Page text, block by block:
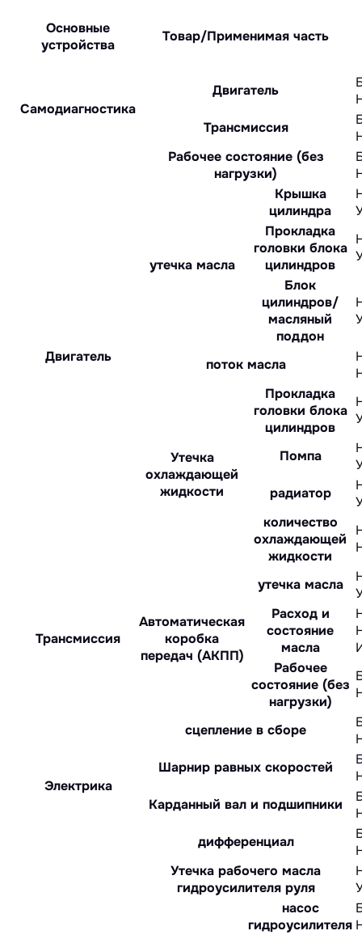
Основные
устройства
Товар/Применимая часть
Самодиагностика
Двигатель
Трансмиссия
Двигатель
Рабочее состояние (без
нагрузки)
утечка масла
Крышка
цилиндра
Прокладка
головки блока
цилиндров
Блок
цилиндров/
масляный
поддон
поток масла
Утечка
охлаждающей
жидкости
Прокладка
головки блока
цилиндров
Помпа
радиатор
количество
охлаждающей
жидкости
Трансмиссия
Автоматическая
коробка
передач (АКПП)
утечка масла
Расход и
состояние
масла
Рабочее
состояние (без
нагрузки)
Электрика
сцепление в сборе
Шарнир равных скоростей
Карданный вал и подшипники
дифференциал
Утечка рабочего масла
гидроусилителя руля
насос
гидроусилителя